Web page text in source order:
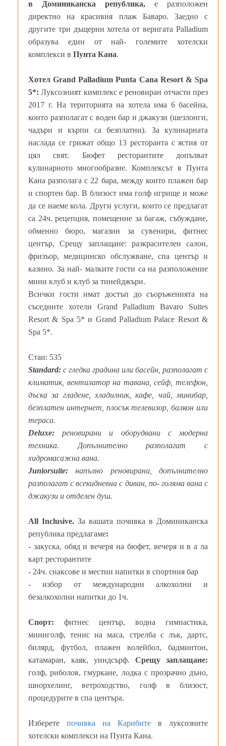
в Доминиканска република, е разположен
директно на красивия плаж Баваро. Заедно с
другите три дъщерни хотела от веригата Palladium
образува един от най- големите хотелски
комплекси в Пунта Кана.
Хотел Grand Palladium Punta Cana Resort & Spa
5*: Луксозният кимплекс е реновиран отчасти през
2017 г. На територията на хотела има 6 басейна,
които разполагат с воден бар и джакузи (шезлонги,
чадъри и кърпи са безплатни). За кулинарната
наслада се грижат общо 13 ресторанта с ястия от
цял свят. Бюфет ресторантите допълват
кулинарното многообразие. Комплексът в Пунта
Кана разполага с 22 бара, между които плажен бар
и спортен бар. В близост има голф игрище и може
да се наеме кола. Други услуги, които се предлагат
са 24ч. рецепция, помещение за багаж, събуждане,
обменно бюро, магазин за сувенири, фитнес
център, Срещу заплащане: разкрасителен салон,
фризъор, медицинско обслужване, спа център и
казино. За най- малките гости са на разположение
мини клуб и клуб за тинейджъри.
Всички гости имат достъп до съоръженията на
съседните хотели Grand Palladium Bavaro Suites
Resort & Spa 5* и Grand Palladium Palace Resort &
Spa 5*.
Стаи: 535
Standard: с гледка градина или басейн, разполагат с
климатик, вентилатор на тавана, сейф, телефон,
дъска за гладене, хладилник, кафе, чай, минибар,
безплатен интернет, плосък телевизор, балкон или
тераса.
Deluxe:реновирани и оборудвани с модерна
техника. Допълнително разполагат с
хидромасажна вана.
Juniorsuite: напълно реновирани, допълнително
разполагат с всекидневна с диван, по- голяма вана с
джакузи и отделен душ.
All Inclusive. За вашата почивка в Доминиканска
република предлагаме:
- закуска, обяд и вечеря на бюфет, вечеря и в а ла
карт ресторантите
- 24ч. снаксове и местни напитки в спортния бар
- избор от международни алкохолни и
безалкохолни напитки до 1ч.
Спорт: фитнес център, водна гимнастика,
миниголф, тенис на маса, стрелба с лък, дартс,
билярд, футбол, плажен волейбол, бадминтон,
катамаран, каяк, уиндсърф. Срещу заплащане:
голф, риболов, гмуркане, лодка с прозрачно дъно,
шнорхелинг, ветроходство, голф в близост,
процедурите в спа центъра.
Изберете почивка на Карибите в луксозните
хотелски комплекси на Пунта Кана.